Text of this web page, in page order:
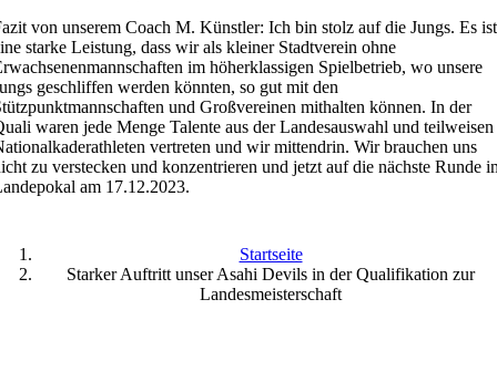
von unserem Coach M. Künstler: Ich bin stolz auf die Jungs. Es ist
starke Leistung, dass wir als kleiner Stadtverein ohne
im höherklassigen Spielbetrieb, wo unsere
geschliffen werden könnten, so gut mit den
und Großvereinen mithalten können. In der
waren jede Menge Talente aus der Landesauswahl und teilweisen
vertreten und wir mittendrin. Wir brauchen uns
zu verstecken und konzentrieren und jetzt auf die nächste Runde
am 17.12.2023.
Startseite
Starker Auftritt unser Asahi Devils in der Qualifikation zur
Landesmeisterschaft